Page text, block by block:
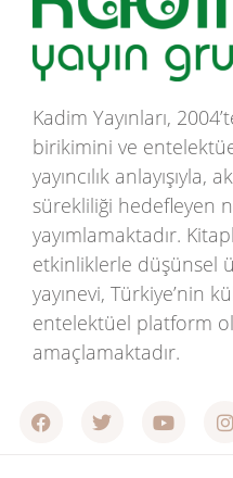
Kadim Yayınları,
birikimini ve
yayıncılık
sürekliliği hedefleyen
yayımlamaktadır.
etkinliklerle düşünsel
yayınevi, Türkiye’nin
entelektüel platform
amaçlamaktadır.